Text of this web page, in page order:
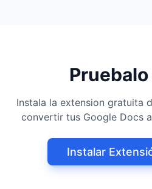
Instala la extension gratuita
convertir tus Google Docs
Instalar